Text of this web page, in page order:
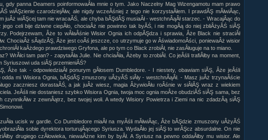
gdy panna Deamers poinformowaÂła mnie o tym. Jako Naczelny Mag Wizengamotu mam prawo
wiĂŞzienie czarodziejĂłw, ale nigdy wczeÂśniej z tego nie korzystaÂłem. I prawdĂŞ mĂłwiÂąc,
juÂż wiĂŞcej tam nie wracaĂŚ, ale chyba bĂŞdĂŞ musiaÂł - westchnÂąÂł starzec. - WracajÂąc do
jego celi bije dziwne ciepÂło, chociaÂż nie powinno tak byĂŚ, i nie mogÂą do niej zbliÂżyĂŚ siĂŞ
Podejrzewam, Âże to wÂłaÂśnie Wisior Ognia ich odpĂŞdza i sprawia, Âże Black nie straciÂł
ChociaÂż sÂądzĂŞ, Âże jest coÂś jeszcze, co utrzymuje go w ÂświadomoÂści, poniewaÂż wisior
kaÂżdego prawdziwego Gryfona, ale po tym co Black zrobiÂł, nie zasÂługuje na to miano.
WrĂłci tam pan? - zapytaÂła Julie. Nie chciaÂła, Âżeby to zrobiÂł. Co jeÂśli trafiÂłby na moment,
Syriuszowi uda siĂŞ przemieniĂŚ?
Âże tak - odpowiedziaÂł ponurym gÂłosem Dumbledore. - I niestety, obawiam siĂŞ, Âże jeÂśli
odda mi Wisiora Ognia, bĂŞdĂŞ zmuszony uÂżyĂŚ siÂły - westchnÂąÂł. - Masz juÂż trzynaÂście
zaczniesz dorastaĂŚ, a jak juÂż wiesz, magia ÂżywioÂłu roÂśnie w siÂłĂŞ wraz z wiekiem
JeÂśli nie dostaniesz szybko Wisiora Ognia, twoja moc ognia moÂże obudziĂŚ siĂŞ sama, bez
czynnikĂłw z zewnÂątrz, bez twojej woli. A wtedy Wisiory Powietrza i Ziemi na nic zdadzÂą siĂŞ
ucisk w gardle. Co Dumbledore miaÂł na myÂśli mĂłwiÂąc, Âże bĂŞdzie zmuszony uÂżyĂŚ
sobie dyrektora torturujÂącego Syriusza. WydaÂło jej siĂŞ to wrĂŞcz absurdalne. On nie
drugiego czÂłowieka, niewaÂżne kim by byÂł. A Syriusz na pewno oddaÂłby mu wisior. Ale